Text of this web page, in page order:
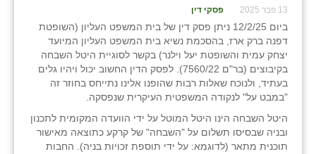
13 פבר 2025 פסקי דין
ביום 12/2/25 ניתן פסק דין של בית המשפט העליון (השופטת
דפנה ברק ארז, בהסכמת נשיא בית המשפט העליון המיועד
יצחק עמית והשופטת יעל וילנר) בקשר לסוגיית היטל השבחה
בקיבוצים (בר"ם 7560/22). לפסק הדין החשוב יכול ויהיו גלים
בעתיד, ולנוכח שאלות רבות שהופנו אלינו נתייחס בחוזר זה
"במבט על" לנקודה המשפטית העיקרית שנפסקה.
היטל השבחה הינו היטל המוטל על ידי הוועדה המקומית לתכנון
ובניה שבסיסו תשלום על "השבחה" של קרקע כתוצאה מאישור
תוכנית מתאר (לדוגמא: על ידי תוספת זכויות בניה). החבות
מישר
מנחמיה
נאות הכיכר
נווה אטי״ב
נהריה (אג״ש)